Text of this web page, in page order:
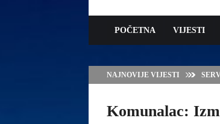
POČETNA VIJESTI
NAJNOVIJE VIJESTI
Komunalac: